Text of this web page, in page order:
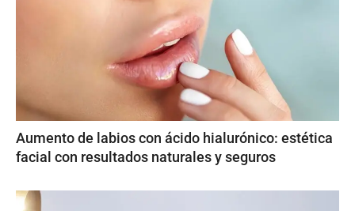
Aumento de labios con ácido hialurónico: estética
facial con resultados naturales y seguros